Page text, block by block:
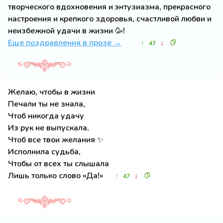
творческого вдохновения и энтузиазма, прекрасного
настроения и крепкого здоровья, счастливой любви и
неизбежной удачи в жизни 🥳!
Еще поздравления в прозе →
↑ 47 ↓
Желаю, чтобы в жизни
Печали ты не знала,
Чтоб никогда удачу
Из рук не выпускала.
Чтоб все твои желания ✨
Исполнила судьба,
Чтобы от всех ты слышала
Лишь только слово «Да!»
↑ 47 ↓